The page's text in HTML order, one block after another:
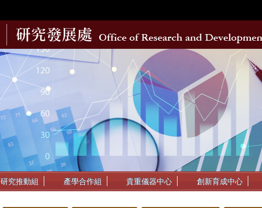
研究推動組 產學合作組 貴重儀器中心 創新育成中心